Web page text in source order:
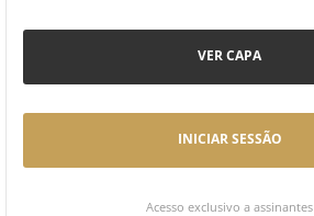
VER CAPA
INICIAR SESSÃO
Acesso exclusivo a assinantes